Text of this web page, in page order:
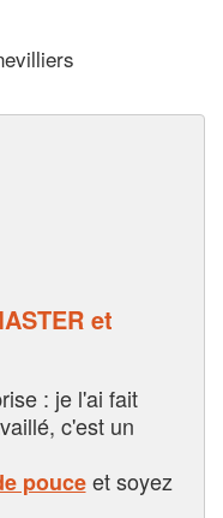
et
: je l'ai fait
c'est un
pouceet soyez